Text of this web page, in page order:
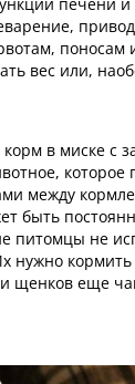
печени и
поносам
вес или,
корм в миске с
которое
между
быть
питомцы не
нужно кормить
и щенков еще